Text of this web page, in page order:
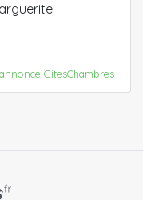
GitesChambres